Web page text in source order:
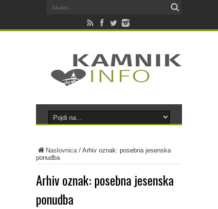
Naslovnica/ Arhiv oznak: posebna jesenska
ponudba
Arhiv oznak: posebna jesenska
ponudba